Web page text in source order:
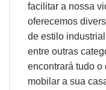
facilitar a nossa
oferecemos
de estilo
entre outras
encontrará tudo o
mobilar a sua